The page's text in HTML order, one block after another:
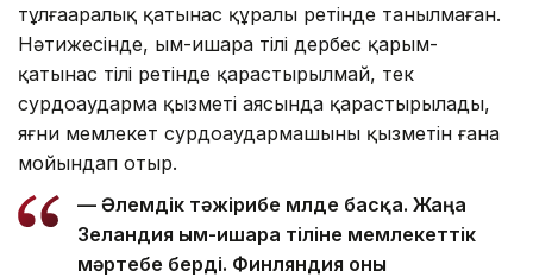
тұлғааралық қатынас құралы ретінде танылмаған.
Нәтижесінде, ым-ишара тілі дербес қарым-
қатынас тілі ретінде қарастырылмай, тек
сурдоаударма қызметі аясында қарастырылады,
яғни мемлекет сурдоаудармашының қызметін ғана
мойындап отыр.
— Әлемдік тәжірибе мүлде басқа. Жаңа
Зеландия ым-ишара тіліне мемлекеттік
мәртебе берді. Финляндия оны